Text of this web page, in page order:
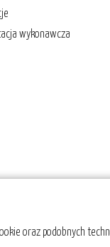
wykonawcza
oraz podobnych